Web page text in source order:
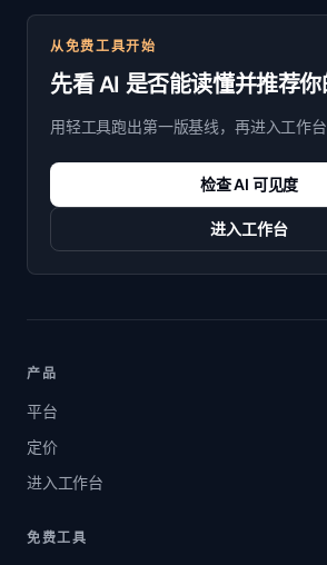
从免费工具开始
先看 AI 是否能读懂并推荐你
用轻工具跑出第一版基线，再进入工作台
检查 AI 可见度
进入工作台
产品
平台
定价
进入工作台
免费工具